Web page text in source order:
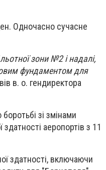
Одночасно сучасне
зони №2 і надалі,
фундаментом для
в. о. гендиректора
зі змінами
аеропортів з 11
здатності, включаючи